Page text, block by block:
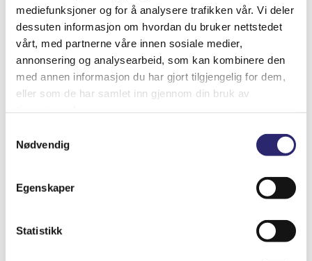
mediefunksjoner og for å analysere trafikken vår. Vi deler
dessuten informasjon om hvordan du bruker nettstedet
vårt, med partnerne våre innen sosiale medier,
annonsering og analysearbeid, som kan kombinere den
med annen informasjon du har gjort tilgjengelig for dem,
eller som de har samlet inn gjennom din bruk av
Nødvendig
Egenskaper
Statistikk
kr7,147.50
Varenummer: els-014281